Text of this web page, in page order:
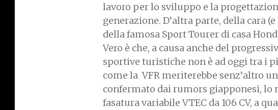
lavoro per lo sviluppo e la
generazione. D’altra parte, della cara
della famosa Sport Tourer di casa
Vero è che, a causa anche del
sportive turistiche non è ad oggi tra i
come la VFR meriterebbe senz’altro
confermato dai rumors giapponesi, lo
fasatura variabile VTEC da 106 CV, a